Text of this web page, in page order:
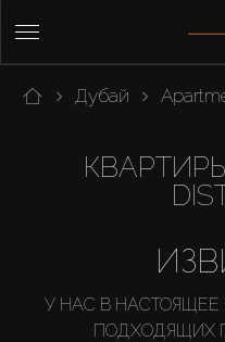
Дубай
У НАС В НАСТОЯЩЕЕ
ПОДХОДЯЩИХ